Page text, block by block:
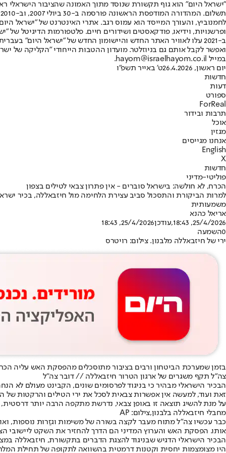
"ישראל היום" הוא גוף תקשורת שנוסד מתוך האמונה שהציבור הישראלי
ופרשנויות, וידיאו, פודקאסטים ושידורים חיים. פלטפורמות הדיגיטל של
ב-2021 עלו לאוויר האתר החדש והיישומון החדש של "ישראל
ואפשר לקבל אותם גם בניוזלטר. מועדון ההטבות הייחודי "הקליקה של
במייל hayom@israelhayom.co.il.
יום ראשון, 26.4.2026
ט' באייר תשפ"ו
חדשות
דעות
ספורט
ForReal
תרבות ובידור
אוכל
מגזין
אנחנו מגייסים
English
X
חדשות
פוליטי-מדיני
הכרח, לא חולשה: בישראל סוברים - אין פתרון צבאי לטילים בצפון
למרות הביקורת והתסכול סביב עצירת הלחימה מול חיזבאללה, בכיר
משמעותית
אריאל כהנא
25/4/2026, 18:43
,עודכן25/4/2026, 18:43
0השמעה
ירי של חיזבאללה מלבנון. צילום: רויטרס
בזמן שמערכת הביטחון ורבים בציבור מתוסכלים מהפסקת האש עליה
צה"ל תקף משגרים של ארגון הטרור חיזבאללה // דובר צה"ל
הבכיר הישראלי מבהיר כי בניגוד לפרסומים שונים, הקבינט מעולם לא
זאת ועוד, למעשה אין אפשרות צבאית לסכל את ירי הטילים והרקטות של
על מנת להשיג תוצאה זו באופן צבאי, נדרשת מתקפה הרבה יותר
מחבלי חיזבאללה בלבנון,צילום: AP
כבר עכשיו צה"ל מתוח מעבר לקצה בשורה של משימות וגזַרות נוספות,
אותו. הפסקת האש והערוץ המדיני הם הדרך להחזיר את השקט ליישובי
היו מצומצמות יחסית וקטנות דרמטית בהשוואה לתקופה של תחילת